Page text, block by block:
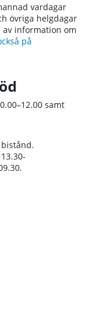
vardagar
övriga helgdagar
information om
på
samt